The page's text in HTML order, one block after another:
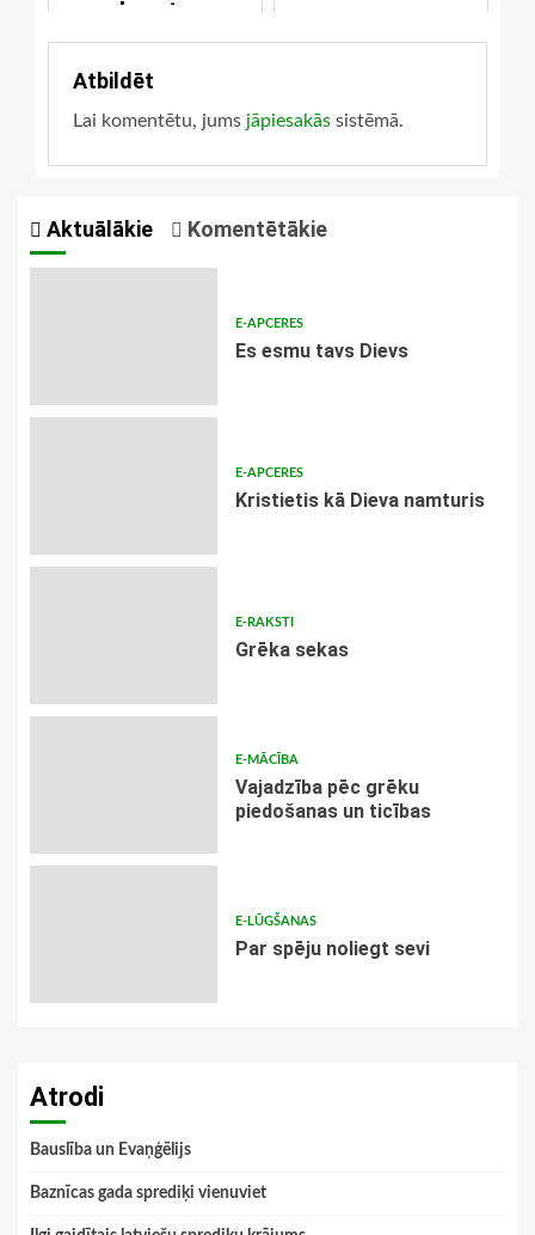
krusta
Atbildēt
Lai komentētu, jums jāpiesakās sistēmā.
Aktuālākie Komentētākie
E-APCERES
Es esmu tavs Dievs
E-APCERES
Kristietis kā Dieva namturis
E-RAKSTI
Grēka sekas
E-MĀCĪBA
Vajadzība pēc grēku
piedošanas un ticības
E-LŪGŠANAS
Par spēju noliegt sevi
Atrodi
Bauslība un Evaņģēlijs
Baznīcas gada sprediķi vienuviet